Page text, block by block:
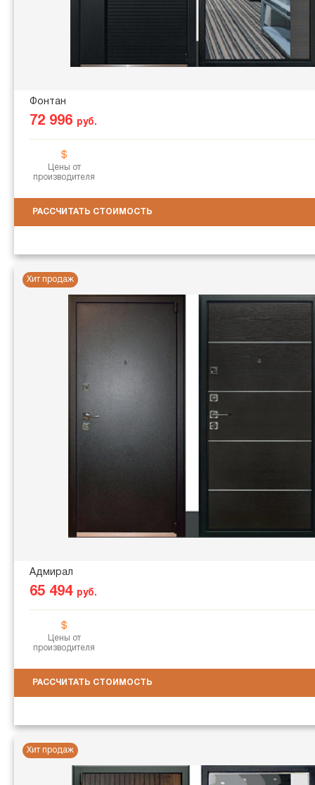
Фонтан
72 996 руб.
Цены от
производителя
РАССЧИТАТЬ СТОИМОСТЬ
Хит продаж
Адмирал
65 494 руб.
Цены от
производителя
РАССЧИТАТЬ СТОИМОСТЬ
Хит продаж